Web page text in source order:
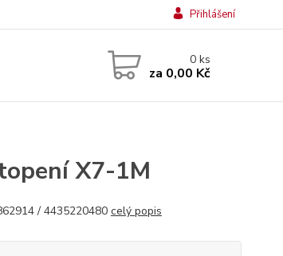
Přihlášení
0ks
za 0,00 Kč
X7-1M
/ 4435220480 celý popis